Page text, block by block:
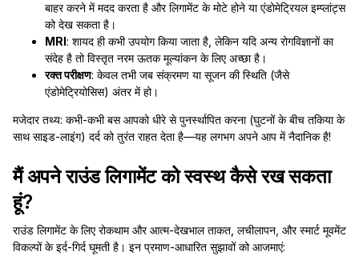
बाहर करने में मदद करता है और लिगामेंट के मोटे होने या एंडोमेट्रियल इम्प्लांट्स
को देख सकता है।
MRI: शायद ही कभी उपयोग किया जाता है, लेकिन यदि अन्य रोगविज्ञानों का
संदेह है तो विस्तृत नरम ऊतक मूल्यांकन के लिए अच्छा है।
रक्त परीक्षण: केवल तभी जब संक्रमण या सूजन की स्थिति (जैसे
एंडोमेट्रियोसिस) अंतर में हो।
मजेदार तथ्य: कभी-कभी बस आपको धीरे से पुनर्स्थापित करना (घुटनों के बीच तकिया के
साथ साइड-लाइंग) दर्द को तुरंत राहत देता है—यह लगभग अपने आप में नैदानिक है!
मैं अपने राउंड लिगामेंट को स्वस्थ कैसे रख सकता
हूं?
राउंड लिगामेंट के लिए रोकथाम और आत्म-देखभाल ताकत, लचीलापन, और स्मार्ट मूवमेंट
विकल्पों के इर्द-गिर्द घूमती है। इन प्रमाण-आधारित सुझावों को आजमाएं: